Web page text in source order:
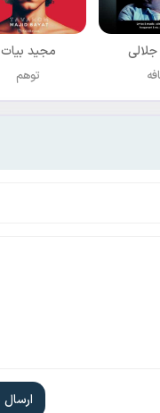
مجید بیات
توهم